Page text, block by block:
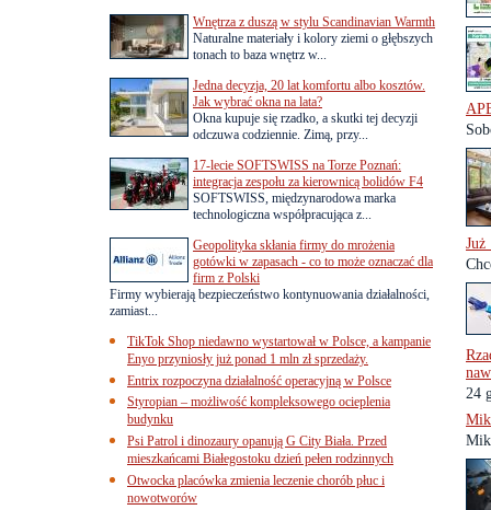
Już
24
Wnętrza z duszą w stylu Scandinavian Warmth
Naturalne materiały i kolory ziemi o głębszych
tonach to baza wnętrz w...
Jedna decyzja, 20 lat komfortu albo kosztów.
Jak wybrać okna na lata?
Okna kupuje się rzadko, a skutki tej decyzji
odczuwa codziennie. Zimą, przy...
17-lecie SOFTSWISS na Torze Poznań:
integracja zespołu za kierownicą bolidów F4
SOFTSWISS, międzynarodowa marka
technologiczna współpracująca z...
Geopolityka skłania firmy do mrożenia
gotówki w zapasach - co to może oznaczać dla
firm z Polski
Firmy wybierają bezpieczeństwo kontynuowania działalności,
zamiast...
TikTok Shop niedawno wystartował w Polsce, a kampanie
Enyo przyniosły już ponad 1 mln zł sprzedaży.
Entrix rozpoczyna działalność operacyjną w Polsce
Styropian – możliwość kompleksowego ocieplenia
budynku
Psi Patrol i dinozaury opanują G City Biała. Przed
mieszkańcami Białegostoku dzień pełen rodzinnych
Otwocka placówka zmienia leczenie chorób płuc i
nowotworów